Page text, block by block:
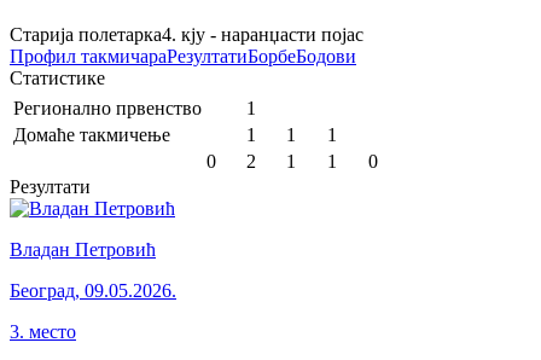
Старија полетарка4. кју - наранџасти појас
Профил такмичараРезултатиБорбеБодови
Статистике
Регионално првенство
1
Домаће такмичење
1 1
1
0
2 1 1
0
Резултати
Владан Петровић
Београд, 09.05.2026.
3. место